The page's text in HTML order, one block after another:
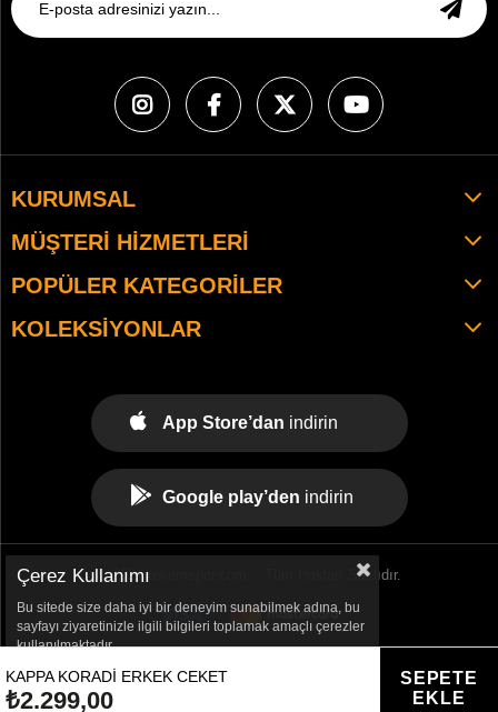
KAPPA KORADI ERKEK CEKET
₺2.299,00
KURUMSAL
MÜŞTERI HIZMETLERI
POPÜLER KATEGORILER
KOLEKSIYONLAR
App Store’dan indirin
Google play’den indirin
© 2021 tekemspor.com. - Tüm Hakları Saklıdır.
Çerez Kullanımı
Bu sitede size daha iyi bir deneyim sunabilmek adına, bu
sayfayı ziyaretinizle ilgili bilgileri toplamak amaçlı çerezler
kullanılmaktadır.